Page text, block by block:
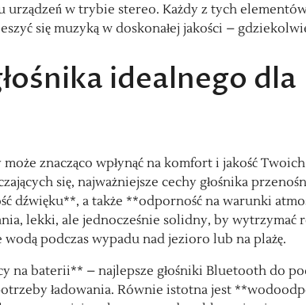
w trybie stereo. Każdy z tych
się muzyką w doskonałej jakości –
idealnego dla
znacząco wpłynąć na komfort i jakość
się, najważniejsze cechy głośnika
dźwięku**, a także **odporność na warunki
lekki, ale jednocześnie solidny, by wytrzymać
podczas wypadu nad jezioro lub na plażę.
na baterii** – najlepsze głośniki Bluetooth do
ładowania. Równie istotna jest